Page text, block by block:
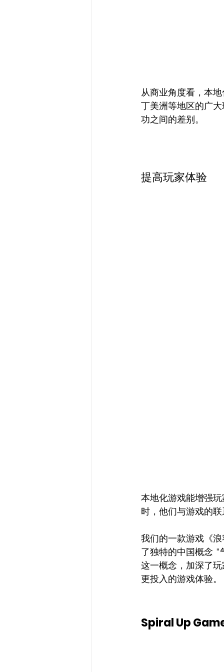
从商业角度看，本
丁美洲等地区的广
功之间的差别。
提高玩家体验
本地化游戏能增强
时，他们与游戏的
我们的一款游戏《
了独特的中国概念 "
这一概念，加深了
更投入的游戏体验。
Spiral Up